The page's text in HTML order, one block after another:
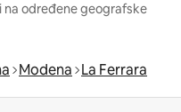
na određene geografske
Modena La Ferrara